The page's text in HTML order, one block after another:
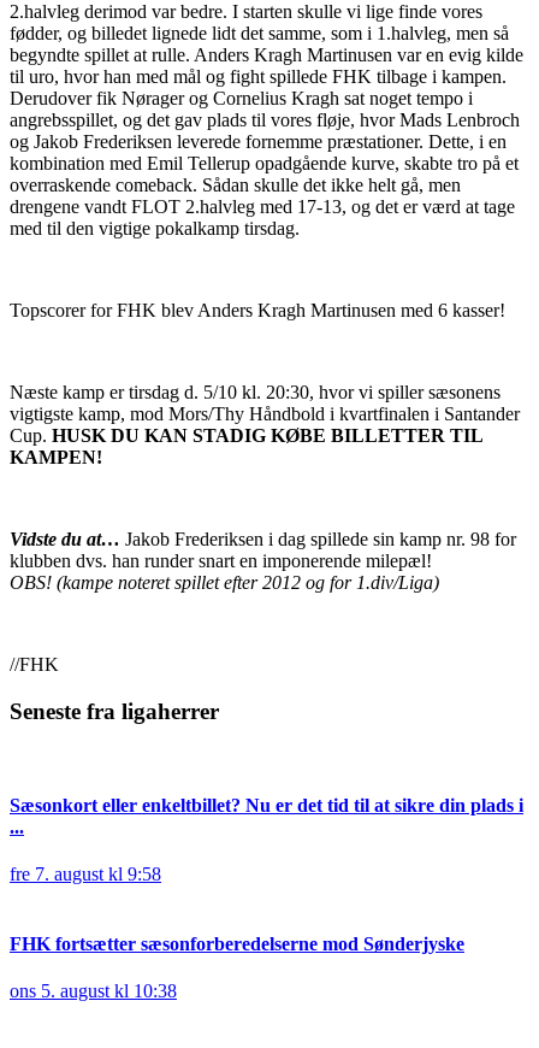
2.halvleg derimod var bedre. I starten skulle vi lige finde vores
fødder, og billedet lignede lidt det samme, som i 1.halvleg, men så
begyndte spillet at rulle. Anders Kragh Martinusen var en evig kilde
til uro, hvor han med mål og fight spillede FHK tilbage i kampen.
Derudover fik Nørager og Cornelius Kragh sat noget tempo i
angrebsspillet, og det gav plads til vores fløje, hvor Mads Lenbroch
og Jakob Frederiksen leverede fornemme præstationer. Dette, i en
kombination med Emil Tellerup opadgående kurve, skabte tro på et
overraskende comeback. Sådan skulle det ikke helt gå, men
drengene vandt FLOT 2.halvleg med 17-13, og det er værd at tage
med til den vigtige pokalkamp tirsdag.
Topscorer for FHK blev Anders Kragh Martinusen med 6 kasser!
Næste kamp er tirsdag d. 5/10 kl. 20:30, hvor vi spiller sæsonens
vigtigste kamp, mod Mors/Thy Håndbold i kvartfinalen i Santander
Cup. HUSK DU KAN STADIG KØBE BILLETTER TIL
KAMPEN!
Vidste du at… Jakob Frederiksen i dag spillede sin kamp nr. 98 for
klubben dvs. han runder snart en imponerende milepæl!
OBS! (kampe noteret spillet efter 2012 og for 1.div/Liga)
//FHK
Seneste fra ligaherrer
Sæsonkort eller enkeltbillet? Nu er det tid til at sikre din plads i
...
fre 7. august kl 9:58
FHK fortsætter sæsonforberedelserne mod Sønderjyske
ons 5. august kl 10:38